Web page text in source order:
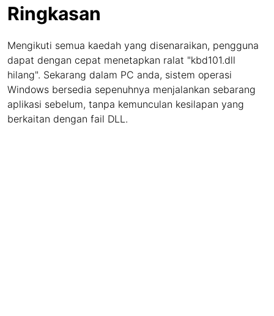
Ringkasan
Mengikuti semua kaedah yang disenaraikan, pengguna
dapat dengan cepat menetapkan ralat "kbd101.dll
hilang". Sekarang dalam PC anda, sistem operasi
Windows bersedia sepenuhnya menjalankan sebarang
aplikasi sebelum, tanpa kemunculan kesilapan yang
berkaitan dengan fail DLL.